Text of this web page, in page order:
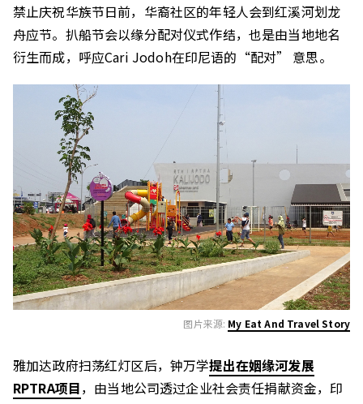
禁止庆祝华族节日前，华裔社区的年轻人会到红溪河划龙
舟应节。扒船节会以缘分配对仪式作结，也是由当地地名
衍生而成，呼应Cari Jodoh在印尼语的“配对” 意思。
图片来源: My Eat And Travel Story
雅加达政府扫荡红灯区后，钟万学提出在姻缘河发展
RPTRA项目，由当地公司透过企业社会责任捐献资金，印